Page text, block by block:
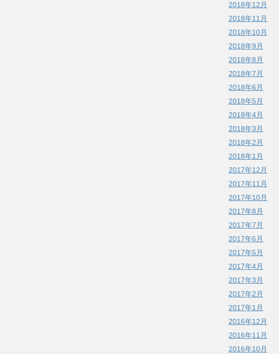
2018年12月
2018年11月
2018年10月
2018年9月
2018年8月
2018年7月
2018年6月
2018年5月
2018年4月
2018年3月
2018年2月
2018年1月
2017年12月
2017年11月
2017年10月
2017年8月
2017年7月
2017年6月
2017年5月
2017年4月
2017年3月
2017年2月
2017年1月
2016年12月
2016年11月
2016年10月